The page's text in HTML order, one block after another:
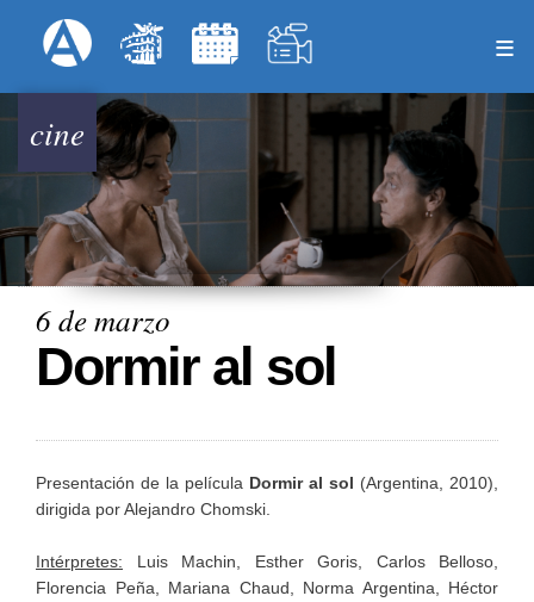
al
principal
Menú Superior
cine
6 de marzo
Dormir al sol
Presentación de la película Dormir al sol (Argentina, 2010),
dirigida por Alejandro Chomski.
Intérpretes: Luis Machin, Esther Goris, Carlos Belloso,
Florencia Peña, Mariana Chaud, Norma Argentina, Héctor